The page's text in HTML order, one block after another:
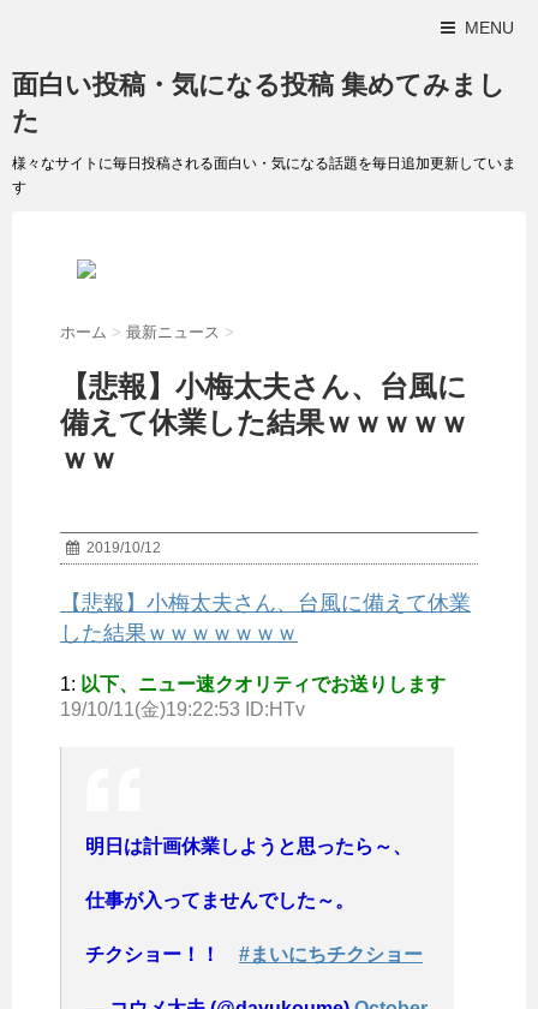
MENU
面白い投稿・気になる投稿 集めてみまし
た
様々なサイトに毎日投稿される面白い・気になる話題を毎日追加更新していま
す
ホーム > 最新ニュース >
【悲報】小梅太夫さん、台風に
備えて休業した結果ｗｗｗｗｗ
ｗｗ
2019/10/12
【悲報】小梅太夫さん、台風に備えて休業
した結果ｗｗｗｗｗｗｗ
1: 以下、ニュー速クオリティでお送りします
19/10/11(金)19:22:53 ID:HTv
明日は計画休業しようと思ったら～、
仕事が入ってませんでした～。
チクショー！！ #まいにちチクショー